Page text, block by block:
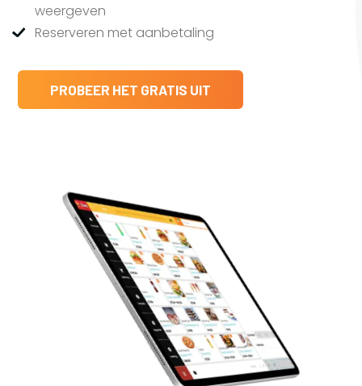
weergeven
Reserveren met aanbetaling
PROBEER HET GRATIS UIT